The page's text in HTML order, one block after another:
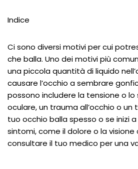
Indice
Ci sono diversi motivi per cui
che balla. Uno dei motivi più
una piccola quantità di liquido
causare l’occhio a sembrare
possono includere la tensione o lo
oculare, un trauma all’occhio o un
tuo occhio balla spesso o se inizi
sintomi, come il dolore o la
consultare il tuo medico per una